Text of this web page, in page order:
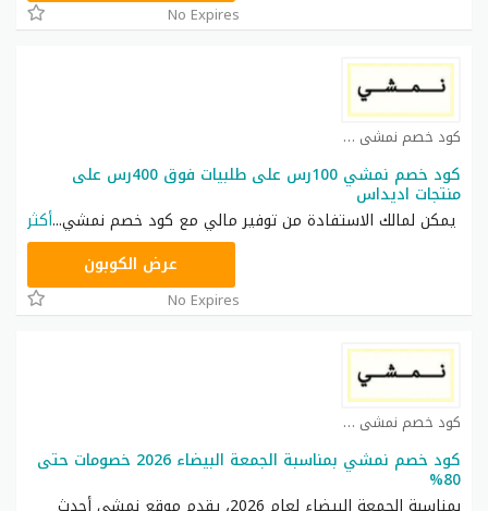
No Expires
كود خصم نمشي كوبون
كود خصم نمشي 100رس على طلبيات فوق 400رس على
منتجات اديداس
يمكن لمالك الاستفادة من توفير مالي مع كود خصم نمشي...أكثر
TRSS147عرض الكوبون
No Expires
كود خصم نمشي كوبون
كود خصم نمشي بمناسبة الجمعة البيضاء 2026 خصومات حتى
80%